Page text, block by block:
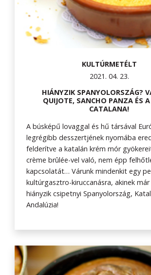
KULTÚRMETÉLT
2021. 04. 23.
HIÁNYZIK SPANYOLORSZÁG?
QUIJOTE, SANCHO PANZA ÉS A
CATALANA!
A búsképű lovaggal és hű társával
legrégibb desszertjének nyomába
felderítve a katalán krém mór
crème brûlée-vel való, nem épp
kapcsolatát… Várunk mindenkit egy
kultúrgasztro-kiruccanásra, akinek
hiányzik csipetnyi Spanyolország,
Andalúzia!